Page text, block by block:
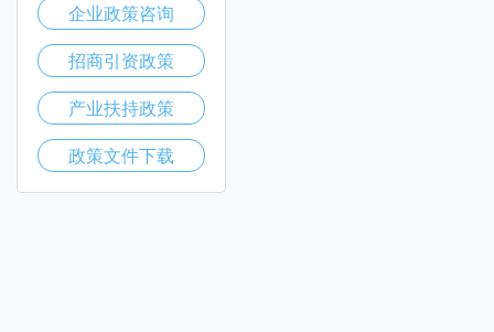
企业政策咨询
招商引资政策
产业扶持政策
政策文件下载